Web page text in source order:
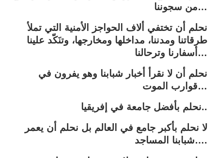
من سجوننا…
نحلم أن تختفي ألاف الحواجز الأمنية التي تملأ
طرقاتنا ومدننا، مداخلها ومخارجها، وتنَكّد علينا
أسفارنا وترحالنا…
نحلم أن لا نقرأ أخبار شبابنا وهو يفرون في
قوارب الموت…
نحلم بأفضل جامعة في إفريقيا..
لا نحلم بأكبر جامع في العالم بل نحلم أن يعمر
شبابنا المساجد….